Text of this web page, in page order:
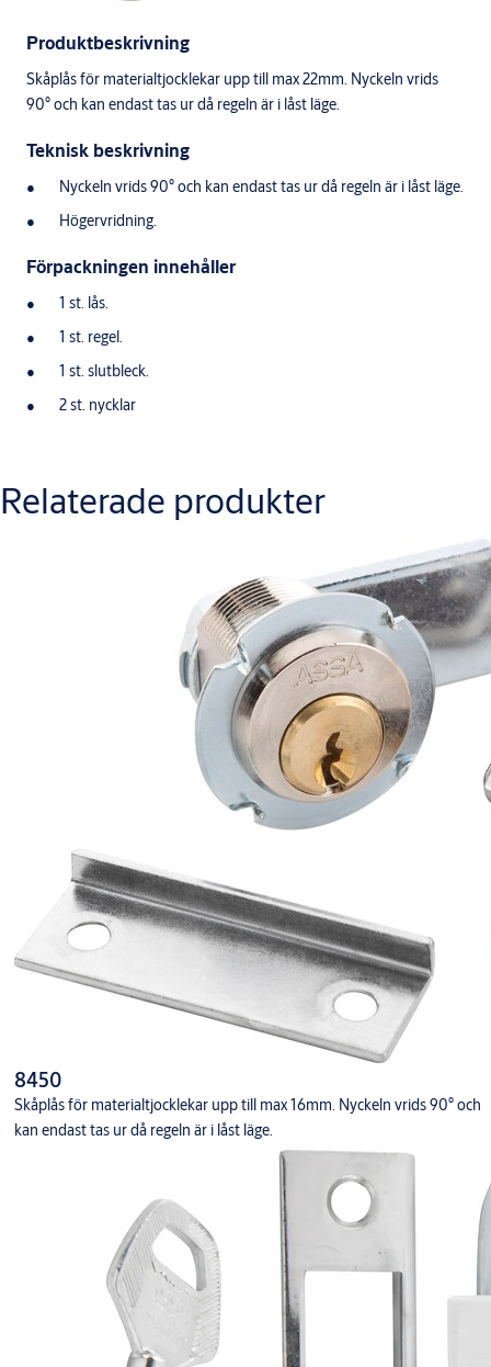
Produktbeskrivning
Skåplås för materialtjocklekar upp till max 22mm. Nyckeln vrids
90° och kan endast tas ur då regeln är i låst läge.
Teknisk beskrivning
Nyckeln vrids 90° och kan endast tas ur då regeln är i låst läge.
Högervridning.
Förpackningen innehåller
1 st. lås.
1 st. regel.
1 st. slutbleck.
2 st. nycklar
Relaterade produkter
8450
Skåplås för materialtjocklekar upp till max 16mm. Nyckeln vrids 90° och
kan endast tas ur då regeln är i låst läge.